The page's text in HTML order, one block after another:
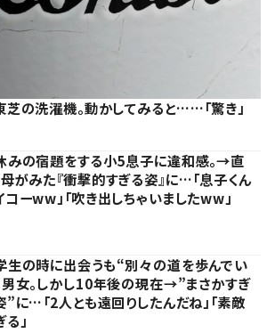
の洗濯機。動かしてみると……「驚き」
みの宿題をする小5息子に違和感。→直
母がみた『衝撃的すぎる姿』に…「息子くん
コーww」「吹き出しちゃいましたww」
生の時に出会うも“別々の道を歩んでい
女。しかし10年後の現在→”まさかすぎ
”に…「2人とも遠回りしたんだね」「素敵
」